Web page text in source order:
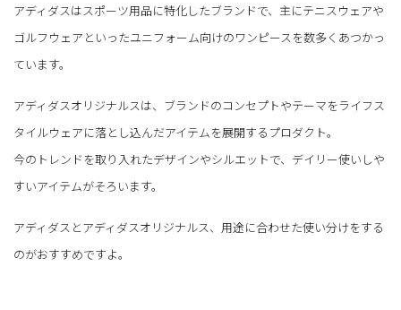
アディダスはスポーツ用品に特化したブランドで、主にテニスウェアや
ゴルフウェアといったユニフォーム向けのワンピースを数多くあつかっ
ています。
アディダスオリジナルスは、ブランドのコンセプトやテーマをライフス
タイルウェアに落とし込んだアイテムを展開するプロダクト。
今のトレンドを取り入れたデザインやシルエットで、デイリー使いしや
すいアイテムがそろいます。
アディダスとアディダスオリジナルス、用途に合わせた使い分けをする
のがおすすめですよ。